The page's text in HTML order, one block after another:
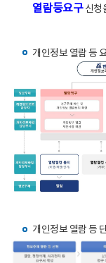
열람등요구신청
개인정보 열람 등
개인정보 열람 등